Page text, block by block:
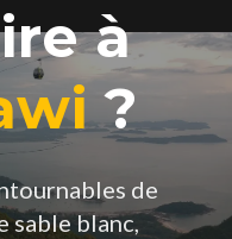
à
?
de
sable blanc,